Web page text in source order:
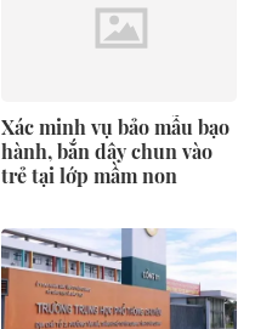
Xác minh vụ bảo mẫu bạo
hành, bắn dây chun vào
trẻ tại lớp mầm non